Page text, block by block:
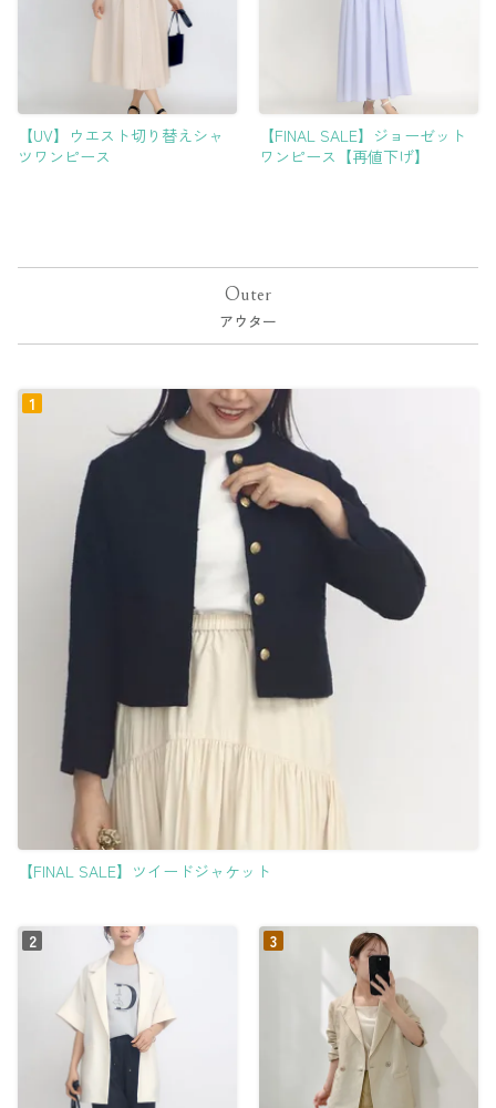
【UV】ウエスト切り替えシャ
ツワンピース
【FINAL SALE】ジョーゼット
ワンピース【再値下げ】
Outer
アウター
【FINAL SALE】ツイードジャケット